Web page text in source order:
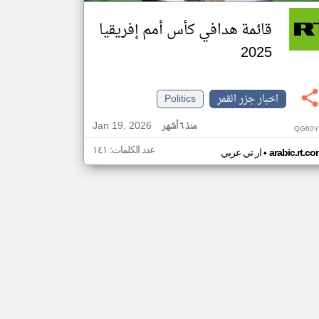
قائمة هدافي كأس أمم إفريقيا
2025
اخبار جزر القمر
Politics
Jan 19, 2026
منذ ٦ أشهر
ار تي عربي• عدد الكلمات: ١٤١